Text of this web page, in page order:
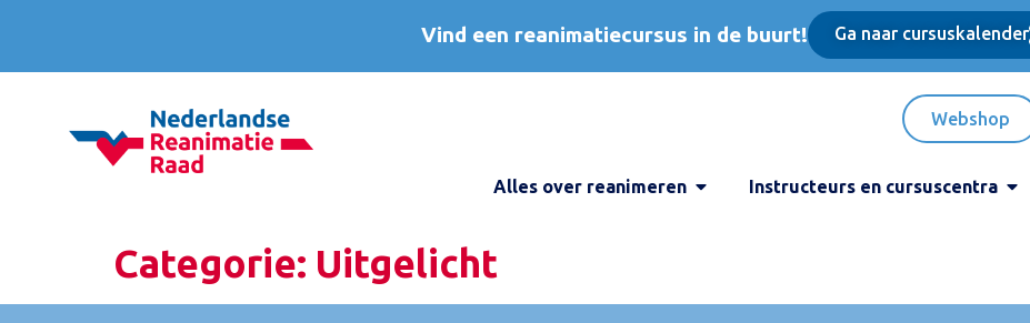
Vind een reanimatiecursus in de buurt! Ga naar cursuskalender
Webshop
Alles over reanimeren Instructeurs en cursuscentra
Categorie: Uitgelicht